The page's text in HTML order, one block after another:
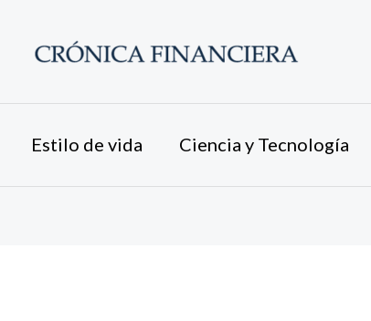
Estilo de vida Ciencia y Tecnología